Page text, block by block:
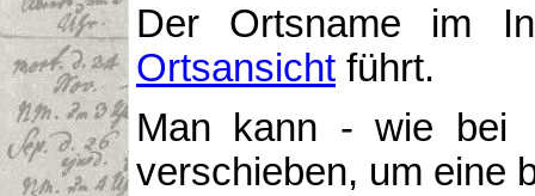
Der Ortsname im
Ortsansicht führt.
Man kann - wie
verschieben, um eine